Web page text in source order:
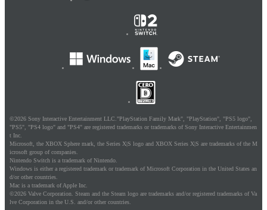
©2026 Sony Interactive Entertainment LLC."PlayStation Family Mark", "PlayStation", "PS5 logo",
"PS5", "PS4 logo" and "PS4" are registered trademarks or trademarks of Sony Interactive Entertainmen
t Inc.
Microsoft, the XBOX Sphere mark, the Series X|S logo and XBOX Series X|S are trademarks of the M
icrosoft group of companies.
Nintendo Switch is a trademark of Nintendo.
Windows is either a registered trademark or trademark of Microsoft Corporation in the United States an
d/or other countries.
Mac is a trademark of Apple Inc.
©2026 Valve Corporation. Steam and the Steam logo are trademarks and/or registered trademarks of Va
lve Corporation in the U.S. and/or other countries.